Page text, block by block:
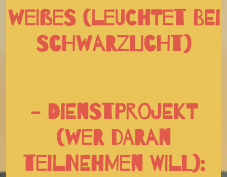
weißes (leuchtet bei
Schwarzlicht)
- Dienstprojekt
(wer daran
teilnehmen will):